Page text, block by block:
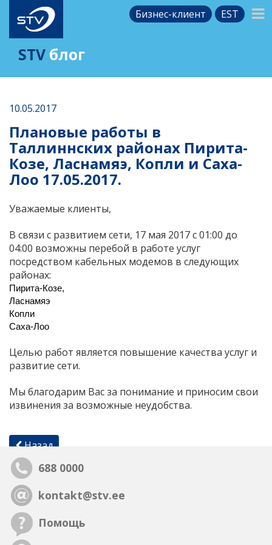
Бизнес-клиент EST
STV блог
10.05.2017
Плановые работы в
Таллиннских районах Пирита-
Козе, Ласнамяэ, Копли и Саха-
Лоо 17.05.2017.
Уважаемые клиенты,
В связи с развитием сети, 17 мая 2017 с 01:00 до
04:00 возможны перебой в работе услуг
посредством кабельных модемов в следующих
районах:
Пирита-Козе,
Ласнамяэ
Копли
Саха-Лоо
Целью работ является повышение качества услуг и
развитие сети.
Мы благодарим Вас за понимание и приносим свои
извинения за возможные неудобства.
Назад
688 0000
kontakt@stv.ee
Помощь